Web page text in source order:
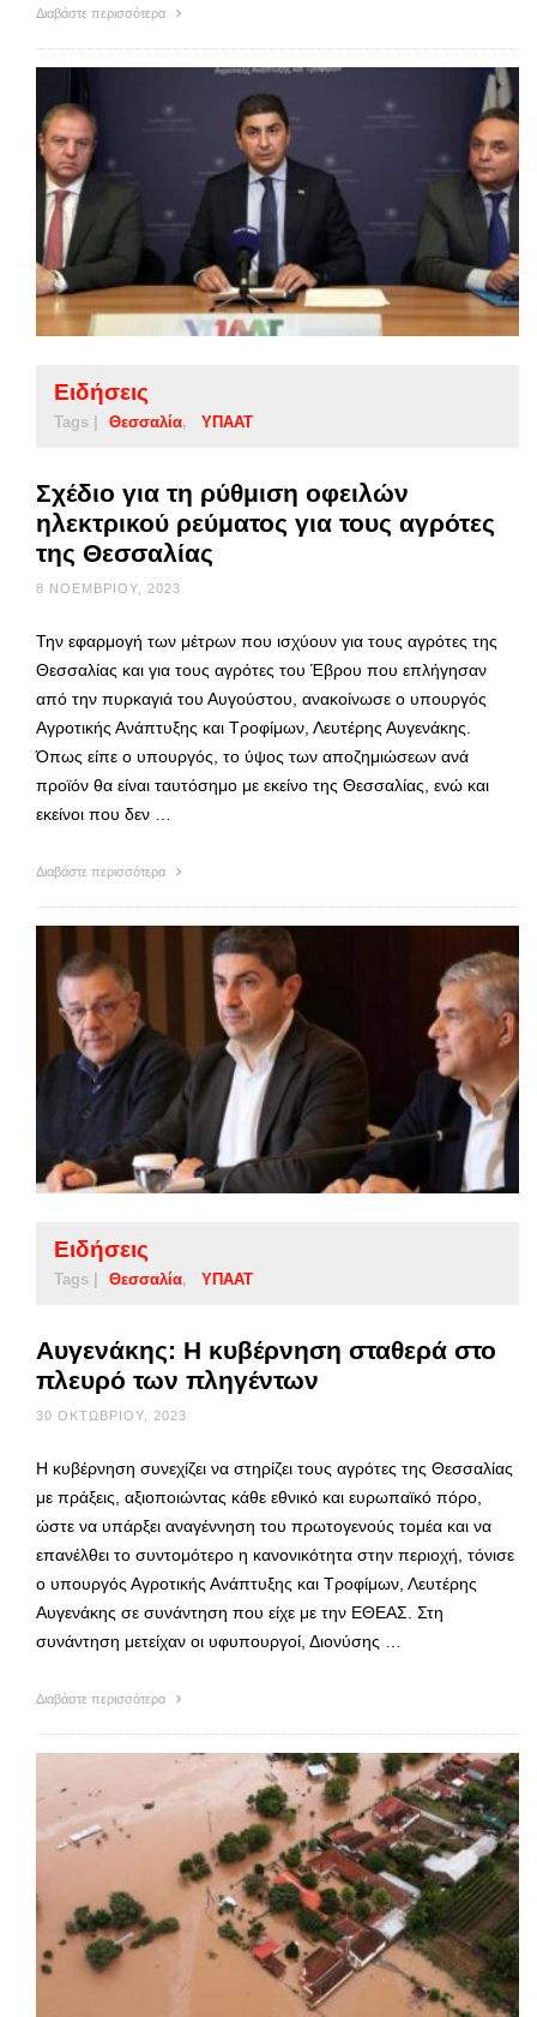
Διαβάστε περισσότερα
Ειδήσεις
Tags | Θεσσαλία ΥΠΑΑΤ
Σχέδιο για τη ρύθμιση οφειλών
ηλεκτρικού ρεύματος για τους αγρότες
της Θεσσαλίας
8 ΝΟΕΜΒΡΊΟΥ, 2023
Την εφαρμογή των μέτρων που ισχύουν για τους αγρότες της
Θεσσαλίας και για τους αγρότες του Έβρου που επλήγησαν
από την πυρκαγιά του Αυγούστου, ανακοίνωσε ο υπουργός
Αγροτικής Ανάπτυξης και Τροφίμων, Λευτέρης Αυγενάκης.
Όπως είπε ο υπουργός, το ύψος των αποζημιώσεων ανά
προϊόν θα είναι ταυτόσημο με εκείνο της Θεσσαλίας, ενώ και
εκείνοι που δεν …
Διαβάστε περισσότερα
Ειδήσεις
Tags | Θεσσαλία ΥΠΑΑΤ
Αυγενάκης: Η κυβέρνηση σταθερά στο
πλευρό των πληγέντων
30 ΟΚΤΩΒΡΊΟΥ, 2023
Η κυβέρνηση συνεχίζει να στηρίζει τους αγρότες της Θεσσαλίας
με πράξεις, αξιοποιώντας κάθε εθνικό και ευρωπαϊκό πόρο,
ώστε να υπάρξει αναγέννηση του πρωτογενούς τομέα και να
επανέλθει το συντομότερο η κανονικότητα στην περιοχή, τόνισε
ο υπουργός Αγροτικής Ανάπτυξης και Τροφίμων, Λευτέρης
Αυγενάκης σε συνάντηση που είχε με την ΕΘΕΑΣ. Στη
συνάντηση μετείχαν οι υφυπουργοί, Διονύσης …
Διαβάστε περισσότερα